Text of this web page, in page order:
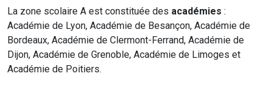
La zone scolaire A est constituée des académies :
Académie de Lyon, Académie de Besançon, Académie de
Bordeaux, Académie de Clermont-Ferrand, Académie de
Dijon, Académie de Grenoble, Académie de Limoges et
Académie de Poitiers.